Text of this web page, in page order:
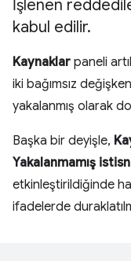
İşlenen
kabul edilir.
Kaynaklar paneli
iki bağımsız
yakalanmış olarak
Başka bir deyişle,
Yakalanmamış
etkinleştirildiğinde
ifadelerde